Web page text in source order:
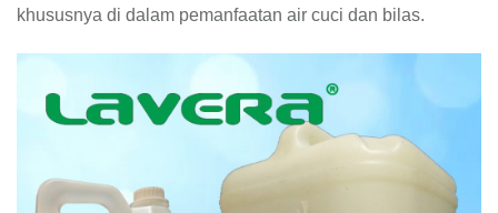
khususnya di dalam pemanfaatan air cuci dan bilas.